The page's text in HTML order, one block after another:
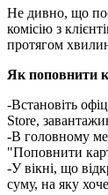
Не дивно, що
комісію з
протягом
Як поповнити
-Встановіть
Store,
-В головному
"Поповнити
-У вікні, що
суму, на яку